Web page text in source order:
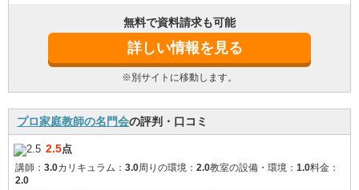
無料で資料請求も可能
詳しい情報を見る
※別サイトに移動します。
プロ家庭教師の名門会の評判・口コミ
2.5点
講師： 3.0カリキュラム： 3.0周りの環境： 2.0教室の設備・環境： 1.0料金：
2.0